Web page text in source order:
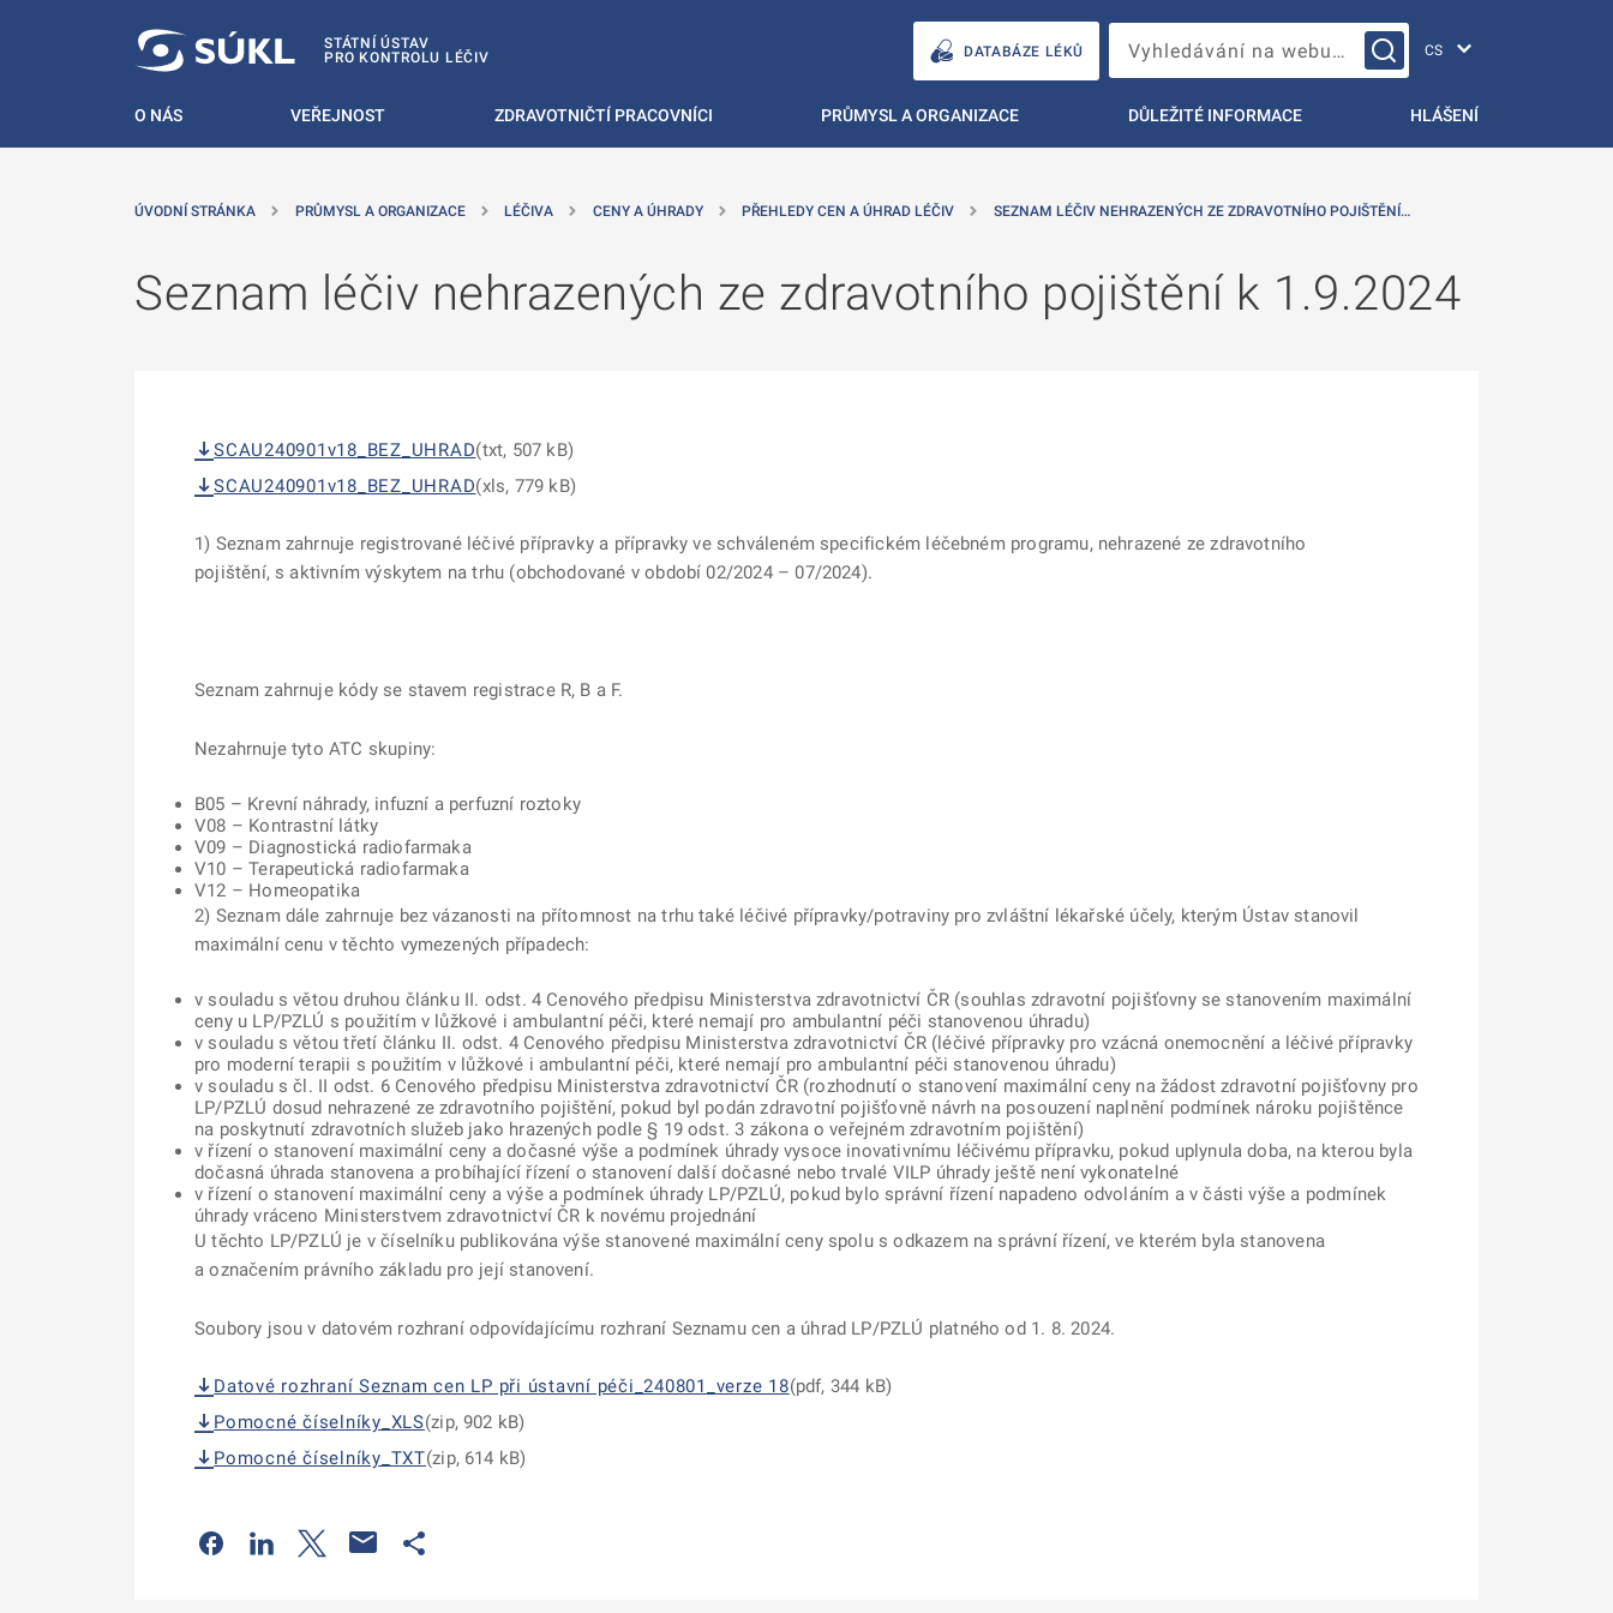
STÁTNÍ ÚSTAV
PRO KONTROLU LÉČIV
DATABÁZE LÉKŮ Vyhledávání na webu…
O NÁS VEŘEJNOST ZDRAVOTNIČTÍ PRACOVNÍCI PRŮMYSL A ORGANIZACE DŮLEŽITÉ INFORMACE HLÁŠENÍ
ÚVODNÍ STRÁNKA PRŮMYSL A ORGANIZACE LÉČIVA CENY A ÚHRADY PŘEHLEDY CEN A ÚHRAD LÉČIV SEZNAM LÉČIV NEHRAZENÝCH ZE ZDRAVOTNÍHO POJIŠTĚNÍ…
Seznam léčiv nehrazených ze zdravotního pojištění k 1.9.2024
SCAU240901v18_BEZ_UHRAD(txt, 507 kB)
SCAU240901v18_BEZ_UHRAD(xls, 779 kB)
1) Seznam zahrnuje registrované léčivé přípravky a přípravky ve schváleném specifickém léčebném programu, nehrazené ze zdravotního
pojištění, s aktivním výskytem na trhu (obchodované v období 02/2024 – 07/2024).
Seznam zahrnuje kódy se stavem registrace R, B a F.
Nezahrnuje tyto ATC skupiny:
B05 – Krevní náhrady, infuzní a perfuzní roztoky
V08 – Kontrastní látky
V09 – Diagnostická radiofarmaka
V10 – Terapeutická radiofarmaka
V12 – Homeopatika
2) Seznam dále zahrnuje bez vázanosti na přítomnost na trhu také léčivé přípravky/potraviny pro zvláštní lékařské účely, kterým Ústav stanovil
maximální cenu v těchto vymezených případech:
v souladu s větou druhou článku II. odst. 4 Cenového předpisu Ministerstva zdravotnictví ČR (souhlas zdravotní pojišťovny se stanovením maximální
ceny u LP/PZLÚ s použitím v lůžkové i ambulantní péči, které nemají pro ambulantní péči stanovenou úhradu)
v souladu s větou třetí článku II. odst. 4 Cenového předpisu Ministerstva zdravotnictví ČR (léčivé přípravky pro vzácná onemocnění a léčivé přípravky
pro moderní terapii s použitím v lůžkové i ambulantní péči, které nemají pro ambulantní péči stanovenou úhradu)
v souladu s čl. II odst. 6 Cenového předpisu Ministerstva zdravotnictví ČR (rozhodnutí o stanovení maximální ceny na žádost zdravotní pojišťovny pro
LP/PZLÚ dosud nehrazené ze zdravotního pojištění, pokud byl podán zdravotní pojišťovně návrh na posouzení naplnění podmínek nároku pojištěnce
na poskytnutí zdravotních služeb jako hrazených podle § 19 odst. 3 zákona o veřejném zdravotním pojištění)
v řízení o stanovení maximální ceny a dočasné výše a podmínek úhrady vysoce inovativnímu léčivému přípravku, pokud uplynula doba, na kterou byla
dočasná úhrada stanovena a probíhající řízení o stanovení další dočasné nebo trvalé VILP úhrady ještě není vykonatelné
v řízení o stanovení maximální ceny a výše a podmínek úhrady LP/PZLÚ, pokud bylo správní řízení napadeno odvoláním a v části výše a podmínek
úhrady vráceno Ministerstvem zdravotnictví ČR k novému projednání
U těchto LP/PZLÚ je v číselníku publikována výše stanovené maximální ceny spolu s odkazem na správní řízení, ve kterém byla stanovena
a označením právního základu pro její stanovení.
Soubory jsou v datovém rozhraní odpovídajícímu rozhraní Seznamu cen a úhrad LP/PZLÚ platného od 1. 8. 2024.
Datové rozhraní Seznam cen LP při ústavní péči_240801_verze 18(pdf, 344 kB)
Pomocné číselníky_XLS(zip, 902 kB)
Pomocné číselníky_TXT(zip, 614 kB)
Odkaz se otevře na nové kartě
Odkaz se otevře na nové kartě
Odkaz se otevře na nové kartě